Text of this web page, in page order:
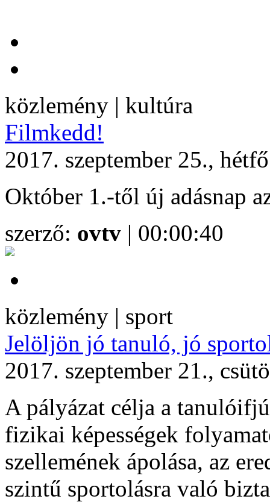
közlemény | kultúra
Filmkedd!
2017. szeptember 25.,
Október 1.-től új adásnap
szerző: ovtv | 00:00:40
közlemény | sport
Jelöljön jó tanuló, jó
2017. szeptember 21.,
A pályázat célja a
fizikai képességek
szellemének ápolása, az
szintű sportolásra való